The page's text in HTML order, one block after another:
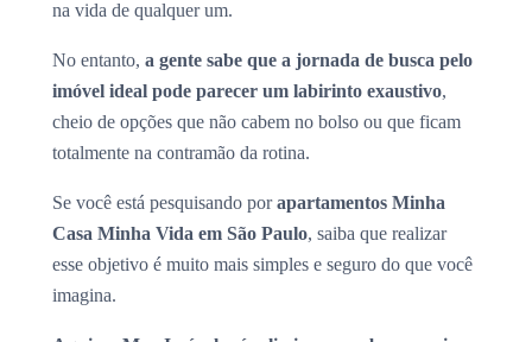
na vida de qualquer um.
No entanto, a gente sabe que a jornada de busca pelo
imóvel ideal pode parecer um labirinto exaustivo,
cheio de opções que não cabem no bolso ou que ficam
totalmente na contramão da rotina.
Se você está pesquisando porapartamentos Minha
Casa Minha Vida em São Paulo, saiba que realizar
esse objetivo é muito mais simples e seguro do que você
imagina.